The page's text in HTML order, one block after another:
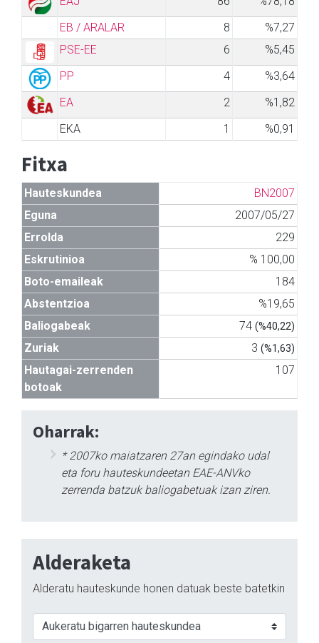
EB / ARALAR
8
%7,27
PSE-EE
6
%5,45
PP
4
%3,64
EA
2
%1,82
EKA
1 %0,91
Fitxa
Hauteskundea
BN2007
Eguna
2007/05/27
Errolda
229
Eskrutinioa
% 100,00
Boto-emaileak
184
Abstentzioa
%19,65
Baliogabeak
74 (%40,22)
Zuriak 3 (%1,63)
Hautagai-zerrenden
botoak
107
Oharrak:
* 2007ko maiatzaren 27an egindako udal
eta foru hauteskundeetan EAE-ANVko
zerrenda batzuk baliogabetuak izan ziren.
Alderaketa
Alderatu hauteskunde honen datuak beste batetkin